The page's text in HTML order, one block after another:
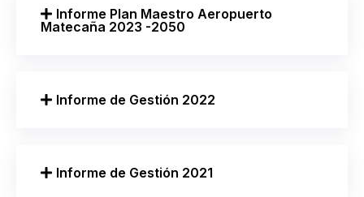
Informe Plan Maestro Aeropuerto
Matecaña 2023 -2050
Informe de Gestión 2022
Informe de Gestión 2021